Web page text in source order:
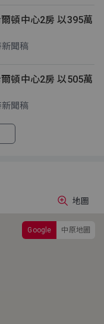
頓中心2房 以395萬
新聞稿
頓中心2房 以505萬
新聞稿
Google 中原地圖
地圖